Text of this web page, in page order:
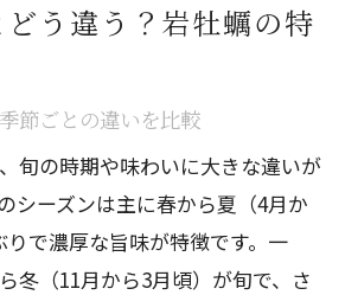
う違う？岩牡蠣の特
節ごとの違いを比較
旬の時期や味わいに大きな違いが
シーズンは主に春から夏（4月か
りで濃厚な旨味が特徴です。一
冬（11月から3月頃）が旬で、さ